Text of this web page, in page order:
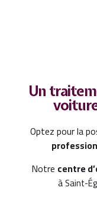
Un
Optez pour la
Notre centre
àSaint-